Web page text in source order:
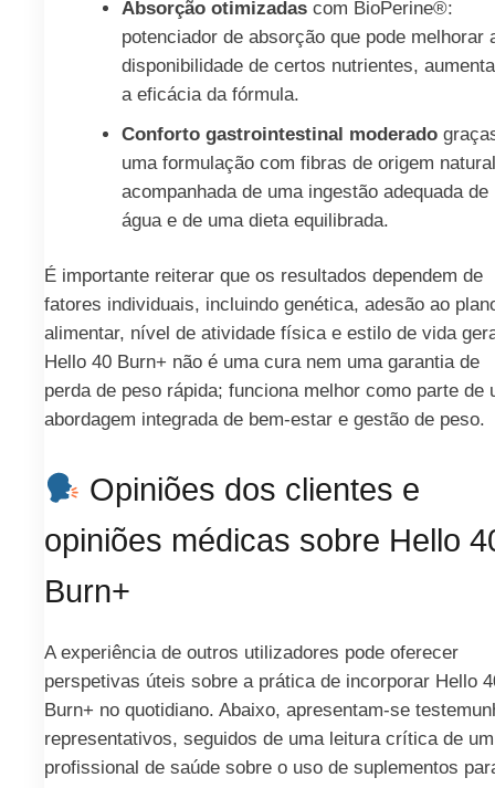
Absorção otimizadascom BioPerine®:
potenciador de absorção que pode melhorar
disponibilidade de certos nutrientes,
a eficácia da fórmula.
Conforto gastrointestinal moderado
uma formulação com fibras de origem
acompanhada de uma ingestão adequada de
água e de uma dieta equilibrada.
É importante reiterar que os resultados dependem de
fatores individuais, incluindo genética, adesão ao
alimentar, nível de atividade física e estilo de vida
Hello 40 Burn+ não é uma cura nem uma garantia de
perda de peso rápida; funciona melhor como parte de
abordagem integrada de bem-estar e gestão de peso.
Opiniões dos clientes e
opiniões médicas sobre Hello
Burn+
A experiência de outros utilizadores pode oferecer
perspetivas úteis sobre a prática de incorporar Hello
Burn+ no quotidiano. Abaixo, apresentam-se
representativos, seguidos de uma leitura crítica de um
profissional de saúde sobre o uso de suplementos